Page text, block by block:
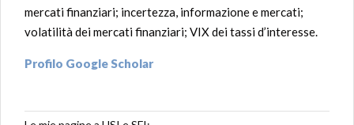
mercati finanziari; incertezza, informazione e mercati;
volatilità dei mercati finanziari; VIX dei tassi d’interesse.
Profilo Google Scholar